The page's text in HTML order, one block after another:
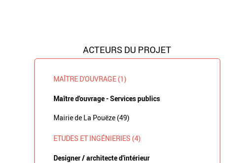
ACTEURS DU PROJET
MAÎTRE D'OUVRAGE (1)
Maître d'ouvrage - Services publics
Mairie de La Pouëze (49)
ETUDES ET INGÉNIERIES (4)
Designer / architecte d'intérieur